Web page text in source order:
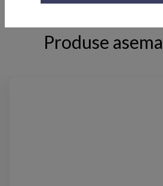
Produse